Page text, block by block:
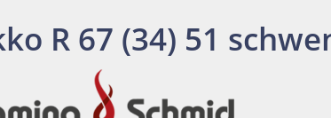
R 67 (34) 51